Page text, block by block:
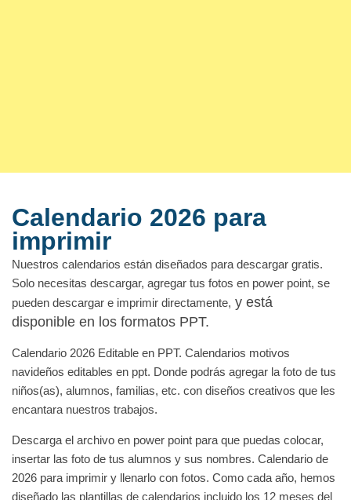
Calendario 2026 para
imprimir
Nuestros calendarios están diseñados para descargar gratis.
Solo necesitas descargar, agregar tus fotos en power point, se
pueden descargar e imprimir directamente, y está
disponible en los formatos PPT.
Calendario 2026 Editable en PPT. Calendarios motivos
navideños editables en ppt. Donde podrás agregar la foto de tus
niños(as), alumnos, familias, etc. con diseños creativos que les
encantara nuestros trabajos.
Descarga el archivo en power point para que puedas colocar,
insertar las foto de tus alumnos y sus nombres. Calendario de
2026 para imprimir y llenarlo con fotos. Como cada año, hemos
diseñado las plantillas de calendarios incluido los 12 meses del